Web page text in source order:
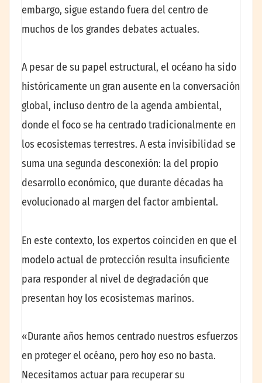
embargo, sigue estando fuera del centro de
muchos de los grandes debates actuales.
A pesar de su papel estructural, el océano ha sido
históricamente un gran ausente en la conversación
global, incluso dentro de la agenda ambiental,
donde el foco se ha centrado tradicionalmente en
los ecosistemas terrestres. A esta invisibilidad se
suma una segunda desconexión: la del propio
desarrollo económico, que durante décadas ha
evolucionado al margen del factor ambiental.
En este contexto, los expertos coinciden en que el
modelo actual de protección resulta insuficiente
para responder al nivel de degradación que
presentan hoy los ecosistemas marinos.
«Durante años hemos centrado nuestros esfuerzos
en proteger el océano, pero hoy eso no basta.
Necesitamos actuar para recuperar su